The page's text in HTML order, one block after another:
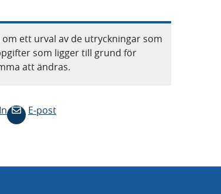
ett urval av de utryckningar som
som ligger till grund för
att ändras.
E-post